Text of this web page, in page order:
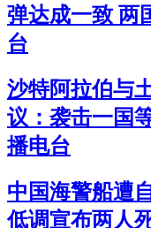
弹达成一致 两
台
沙特阿拉伯与
议：袭击一国
播电台
中国海警船遭
低调宣布两人